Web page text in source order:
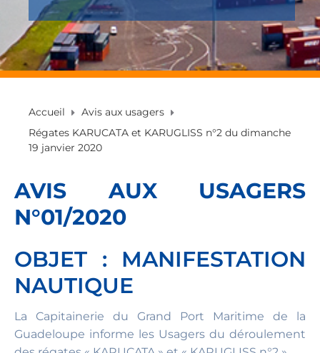
Accueil
Avis aux usagers
Régates KARUCATA et KARUGLISS n°2 du dimanche
19 janvier 2020
AVIS AUX USAGERS
N°01/2020
OBJET : MANIFESTATION
NAUTIQUE
La Capitainerie du Grand Port Maritime de la
Guadeloupe informe les Usagers du déroulement